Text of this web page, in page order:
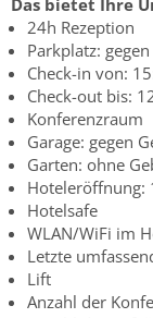
Das bietet Ihre
24h Rezeption
Parkplatz:
Check-in von:
Check-out bis:
Konferenzraum
Garage: gegen
Garten: ohne
Hoteleröffnung:
Hotelsafe
WLAN/WiFi im
Letzte
Lift
Anzahl der